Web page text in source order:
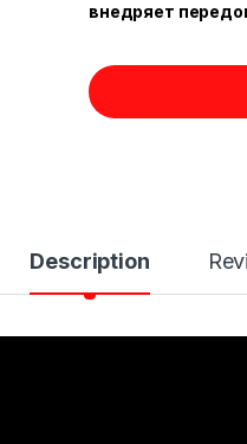
внедряет
Description